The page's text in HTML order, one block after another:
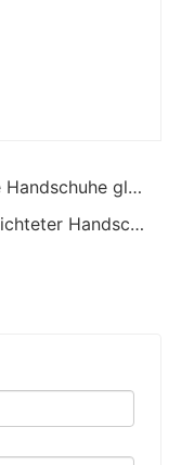
Der letzte : PVC-beschichtete Handschuhe glattes Finish Baumwolle Linning 45cm
Der nächste! : PVC Voll beschichteter Handschuh mit Sandy Finish und Cotton&Jersey Liner